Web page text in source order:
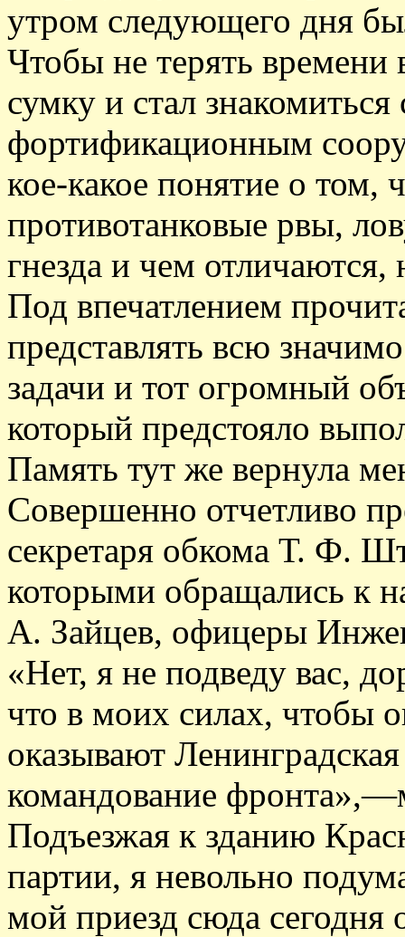
утром следующего дня
Чтобы не терять
сумку и стал
фортификационным
кое-какое понятие о том,
противотанковые рвы,
гнезда и чем
Под впечатлением
представлять всю
задачи и тот огромный
который предстояло
Память тут же вернула
Совершенно отчетливо
секретаря обкома Т. Ф.
которыми обращались к
А. Зайцев, офицеры
«Нет, я не подведу вас,
что в моих силах, чтобы
оказывают
командование
Подъезжая к зданию
партии, я невольно
мой приезд сюда